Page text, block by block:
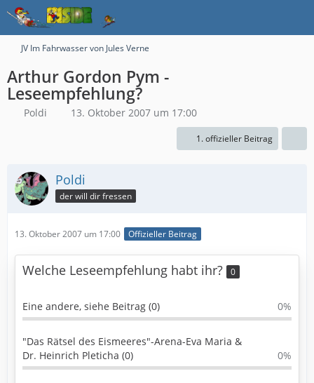
JV Im Fahrwasser von Jules Verne
Arthur Gordon Pym -
Leseempfehlung?
Poldi 13. Oktober 2007 um 17:00
1. offizieller Beitrag
Poldi
der will dir fressen
13. Oktober 2007 um 17:00 Offizieller Beitrag
Welche Leseempfehlung habt ihr? 0
Eine andere, siehe Beitrag (0) 0%
"Das Rätsel des Eismeeres"-Arena-Eva Maria &
Dr. Heinrich Pleticha (0)
0%